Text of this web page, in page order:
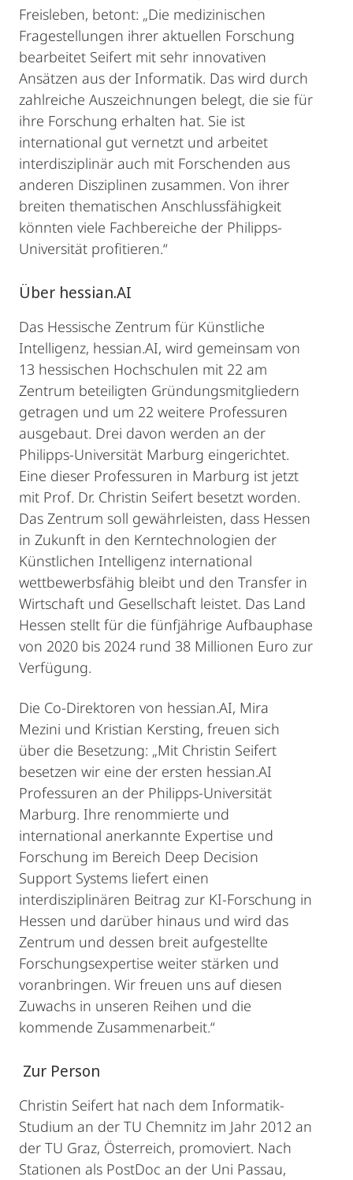
Freisleben, betont: „Die medizinischen
Fragestellungen ihrer aktuellen Forschung
bearbeitet Seifert mit sehr innovativen
Ansätzen aus der Informatik. Das wird durch
zahlreiche Auszeichnungen belegt, die sie für
ihre Forschung erhalten hat. Sie ist
international gut vernetzt und arbeitet
interdisziplinär auch mit Forschenden aus
anderen Disziplinen zusammen. Von ihrer
breiten thematischen Anschlussfähigkeit
könnten viele Fachbereiche der Philipps-
Universität profitieren.“
Über hessian.AI
Das Hessische Zentrum für Künstliche
Intelligenz, hessian.AI, wird gemeinsam von
13 hessischen Hochschulen mit 22 am
Zentrum beteiligten Gründungsmitgliedern
getragen und um 22 weitere Professuren
ausgebaut. Drei davon werden an der
Philipps-Universität Marburg eingerichtet.
Eine dieser Professuren in Marburg ist jetzt
mit Prof. Dr. Christin Seifert besetzt worden.
Das Zentrum soll gewährleisten, dass Hessen
in Zukunft in den Kerntechnologien der
Künstlichen Intelligenz international
wettbewerbsfähig bleibt und den Transfer in
Wirtschaft und Gesellschaft leistet. Das Land
Hessen stellt für die fünfjährige Aufbauphase
von 2020 bis 2024 rund 38 Millionen Euro zur
Verfügung.
Die Co-Direktoren von hessian.AI, Mira
Mezini und Kristian Kersting, freuen sich
über die Besetzung: „Mit Christin Seifert
besetzen wir eine der ersten hessian.AI
Professuren an der Philipps-Universität
Marburg. Ihre renommierte und
international anerkannte Expertise und
Forschung im Bereich Deep Decision
Support Systems liefert einen
interdisziplinären Beitrag zur KI-Forschung in
Hessen und darüber hinaus und wird das
Zentrum und dessen breit aufgestellte
Forschungsexpertise weiter stärken und
voranbringen. Wir freuen uns auf diesen
Zuwachs in unseren Reihen und die
kommende Zusammenarbeit.“
Zur Person
Christin Seifert hat nach dem Informatik-
Studium an der TU Chemnitz im Jahr 2012 an
der TU Graz, Österreich, promoviert. Nach
Stationen als PostDoc an der Uni Passau,